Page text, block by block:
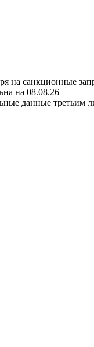
на санкционные
на 08.08.26
данные третьим